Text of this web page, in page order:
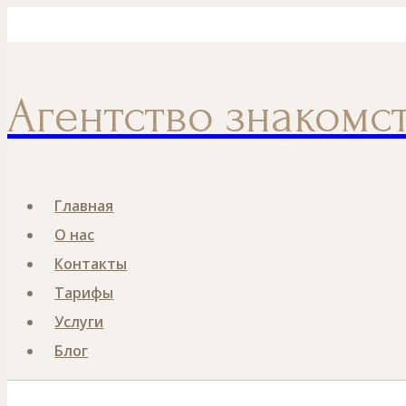
Агентство
Главная
О нас
Контакты
Тарифы
Услуги
Блог